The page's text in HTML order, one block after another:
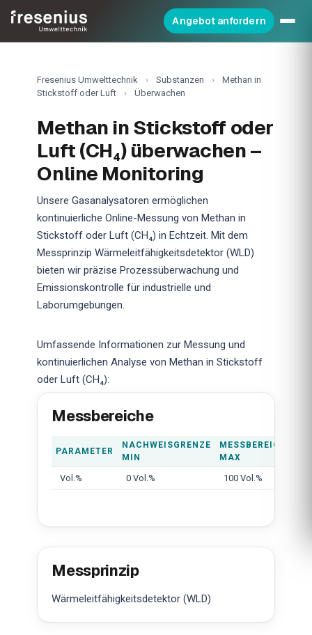
Angebot anfordern
Fresenius Umwelttechnik › Substanzen ›
Methan in
Stickstoff oder Luft
› Überwachen
Methan in Stickstoff oder
Luft (CH₄) überwachen –
Online Monitoring
Unsere Gasanalysatoren ermöglichen
kontinuierliche Online-Messung von Methan in
Stickstoff oder Luft (CH₄) in Echtzeit. Mit dem
Messprinzip Wärmeleitfähigkeitsdetektor (WLD)
bieten wir präzise Prozessüberwachung und
Emissionskontrolle für industrielle und
Laborumgebungen.
Umfassende Informationen zur Messung und
kontinuierlichen Analyse von Methan in Stickstoff
oder Luft (CH₄):
Messbereiche
PARAMETER
NACHWEISGRENZE
MIN
MESSBEREICH
MAX
Vol.% 0 Vol.% 100 Vol.%
Messprinzip
Wärmeleitfähigkeitsdetektor (WLD)